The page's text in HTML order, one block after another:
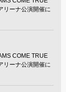
リーナ公演開催に
COME TRUE
リーナ公演開催に